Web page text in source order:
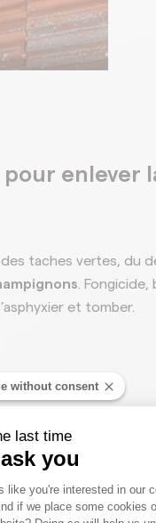
enlever
taches vertes, du
.
et tomber.
la pluie.
without consent
last time
you
like you're interested in our
if we place some cookies